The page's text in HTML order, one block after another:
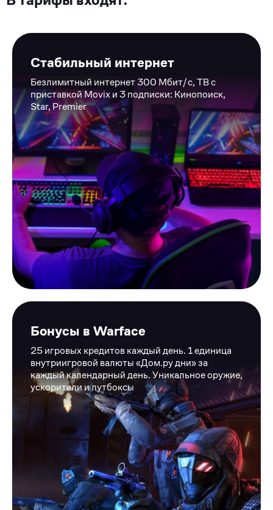
Стабильный интернет
Безлимитный интернет 300 Мбит/c, ТВ с
приставкой Movix и 3 подписки: Кинопоиск,
Star, Premier
Бонусы в Warface
25 игровых кредитов каждый день. 1 единица
внутриигровой валюты «Дом.ру дни» за
каждый календарный день. Уникальное оружие,
ускорители и лутбоксы